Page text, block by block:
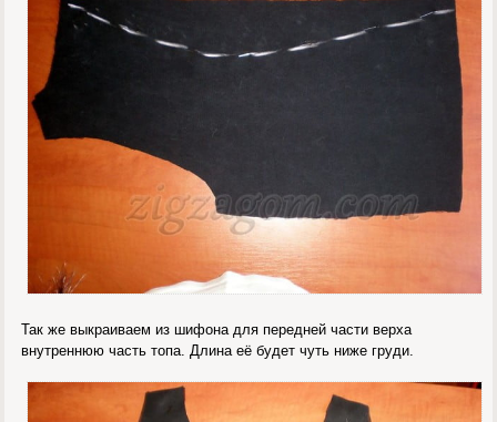
Так же выкраиваем из шифона для передней части верха
внутреннюю часть топа. Длина её будет чуть ниже груди.